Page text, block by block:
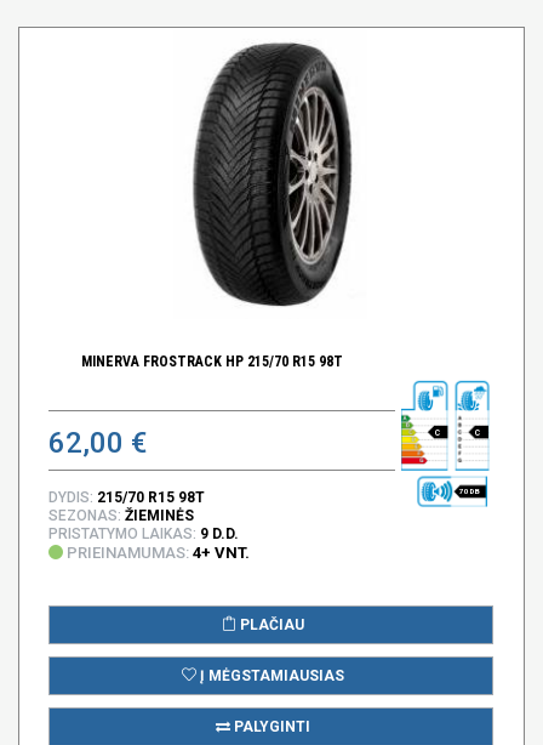
MINERVA FROSTRACK HP 215/70 R15 98T
62,00 € C C
70 DB
DYDIS: 215/70 R15 98T
SEZONAS: ŽIEMINĖS
PRISTATYMO LAIKAS: 9 D.D.
PRIEINAMUMAS: 4+ VNT.
PLAČIAU
Į MĖGSTAMIAUSIAS
PALYGINTI